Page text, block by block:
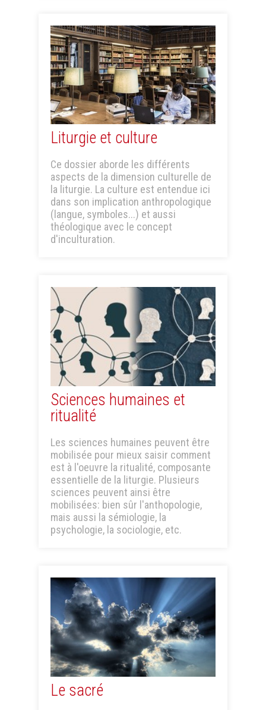
Liturgie et culture
Ce dossier aborde les différents
aspects de la dimension culturelle de
la liturgie. La culture est entendue ici
dans son implication anthropologique
(langue, symboles...) et aussi
théologique avec le concept
d'inculturation.
Sciences humaines et
ritualité
Les sciences humaines peuvent être
mobilisée pour mieux saisir comment
est à l'oeuvre la ritualité, composante
essentielle de la liturgie. Plusieurs
sciences peuvent ainsi être
mobilisées: bien sûr l'anthopologie,
mais aussi la sémiologie, la
psychologie, la sociologie, etc.
Le sacré